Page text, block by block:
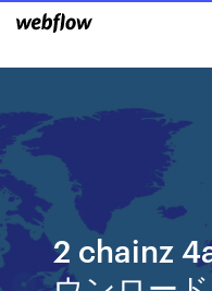
2 chainz